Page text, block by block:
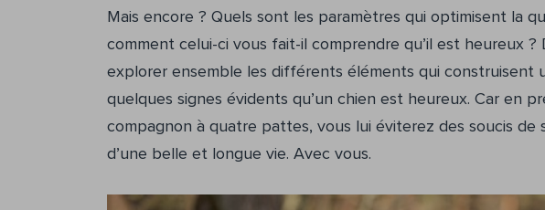
Mais encore ? Quels sont les paramètres qui optimisent la
comment celui-ci vous fait-il comprendre qu’il est heureux ?
explorer ensemble les différents éléments qui construisent
quelques signes évidents qu’un chien est heureux. Car en
compagnon à quatre pattes, vous lui éviterez des soucis de
d’une belle et longue vie. Avec vous.